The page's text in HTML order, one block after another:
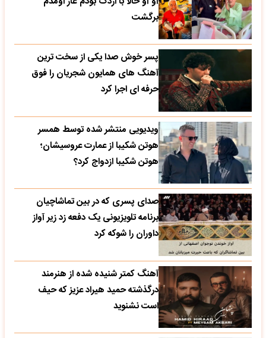
برگشت
پسر خوش صدا یکی از سخت ترین
آهنگ های همایون شجریان را فوق
حرفه ای اجرا کرد
ویدیویی منتشر شده توسط همسر
هوتن شکیبا از عمارت عروسیشان؛
هوتن شکیبا ازدواج کرد؟
صدای پسری که در بین تماشاچیان
برنامه تلویزیونی یک دفعه زد زیر آواز
داوران را شوکه کرد
آهنگ کمتر شنیده شده از هنرمند
درگذشته حمید هیراد عزیز که حیف
است نشنوید